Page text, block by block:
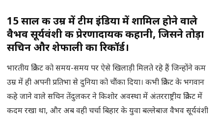
15 साल की उम्र में टीम इंडिया में शामिल होने वाले
वैभव सूर्यवंशी की प्रेरणादायक कहानी, जिसने तोड़ा
सचिन और शेफाली का रिकॉर्ड।
भारतीय क्रिकेट को समय-समय पर ऐसे खिलाड़ी मिलते रहे हैं जिन्होंने कम
उम्र में ही अपनी प्रतिभा से दुनिया को चौंका दिया। कभी क्रिकेट के भगवान
कहे जाने वाले सचिन तेंदुलकर ने किशोर अवस्था में अंतरराष्ट्रीय क्रिकेट में
कदम रखा था, और अब वही चर्चा बिहार के युवा बल्लेबाज वैभव सूर्यवंशी